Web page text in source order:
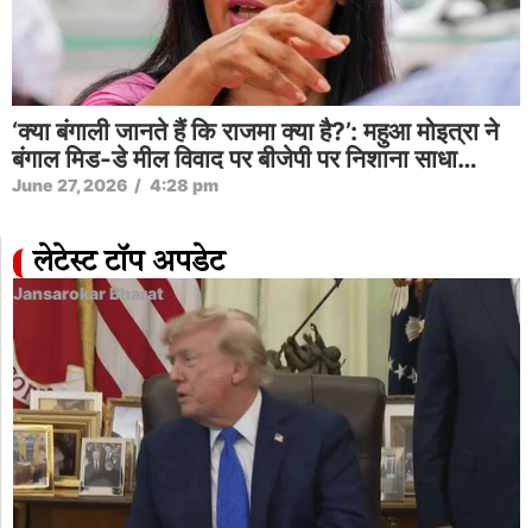
‘क्या बंगाली जानते हैं कि राजमा क्या है?’: महुआ मोइत्रा ने
बंगाल मिड-डे मील विवाद पर बीजेपी पर निशाना साधा…
June 27, 2026 / 4:28 pm
लेटेस्ट टॉप अपडेट
Jansarokar Bharat